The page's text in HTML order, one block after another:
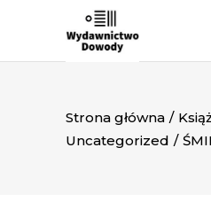
Strona główna /
Uncategorized /